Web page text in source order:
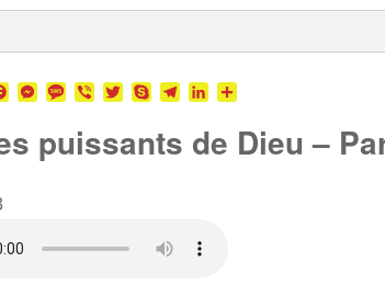
Facebook
Messenger
Message
ViberTwitterSkypeTelegramLinkedIn
puissants de Dieu –